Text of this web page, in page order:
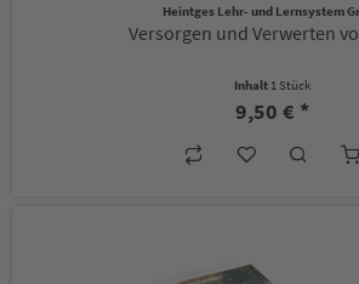
Heintges Lehr- und Lernsystem
Versorgen und Verwerten
Inhalt 1 Stück
9,50 € *